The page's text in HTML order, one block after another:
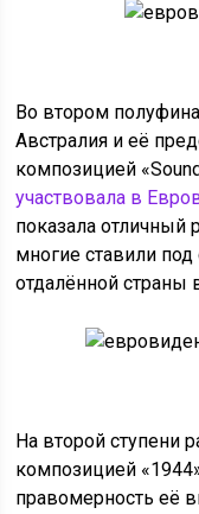
Во втором
Австралия и её
композицией
участвовала в
показала отличный
многие ставили под
отдалённой страны
На второй ступени
композицией
правомерность её